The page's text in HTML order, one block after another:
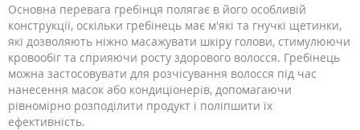
Основна перевага гребінця полягає в його особливій
конструкції, оскільки гребінець має м'які та гнучкі щетинки,
які дозволяють ніжно масажувати шкіру голови, стимулюючи
кровообіг та сприяючи росту здорового волосся. Гребінець
можна застосовувати для розчісування волосся під час
нанесення масок або кондиціонерів, допомагаючи
рівномірно розподілити продукт і поліпшити їх
ефективність.